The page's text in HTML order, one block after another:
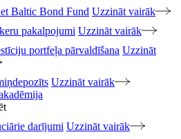
Baltic Bond Fund Uzzināt vairāk
pakalpojumi Uzzināt vairāk
portfeļa pārvaldīšana Uzzināt
Uzzināt vairāk
darījumi Uzzināt vairāk